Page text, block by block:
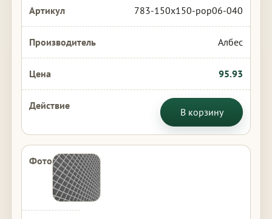
783-150x150-pop06-040
Албес
95.93
В корзину